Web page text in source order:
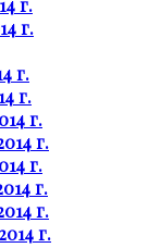
г.
г.
г.
г.
г.
г.
г.
г.
г.
г.